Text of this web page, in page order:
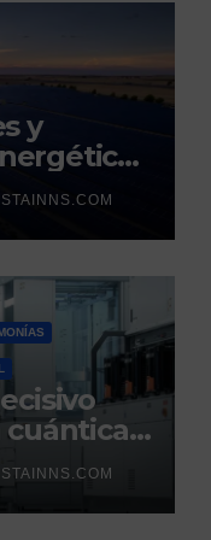
y
sistema
vez el
sus